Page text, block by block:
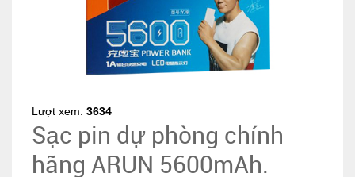
Lượt xem: 3634
Sạc pin dự phòng chính
hãng ARUN 5600mAh.